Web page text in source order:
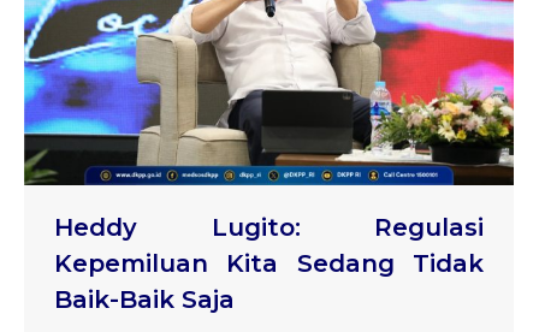
Heddy Lugito: Regulasi
Kepemiluan Kita Sedang Tidak
Baik-Baik Saja